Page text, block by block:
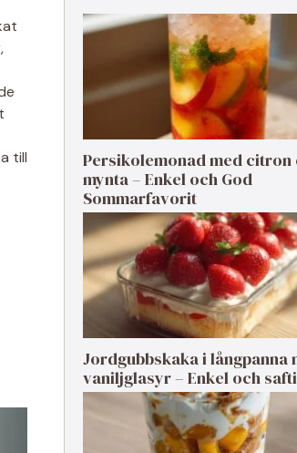
till
Persikolemonad med citron
mynta – Enkel och God
Sommarfavorit
Jordgubbskaka i långpanna
vaniljglasyr – Enkel och